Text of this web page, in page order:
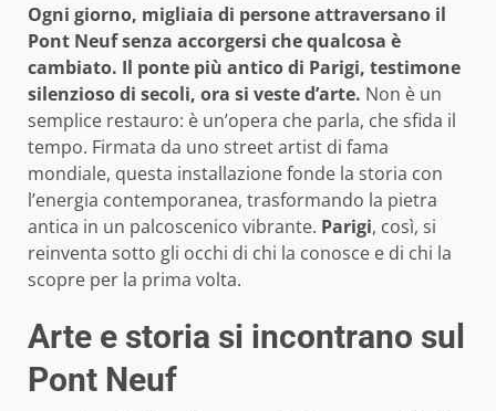
Ogni giorno, migliaia di persone attraversano il
Pont Neuf senza accorgersi che qualcosa è
cambiato. Il ponte più antico di Parigi, testimone
silenzioso di secoli, ora si veste d’arte. Non è un
semplice restauro: è un’opera che parla, che sfida il
tempo. Firmata da uno street artist di fama
mondiale, questa installazione fonde la storia con
l’energia contemporanea, trasformando la pietra
antica in un palcoscenico vibrante. Parigi, così, si
reinventa sotto gli occhi di chi la conosce e di chi la
scopre per la prima volta.
Arte e storia si incontrano sul
Pont Neuf